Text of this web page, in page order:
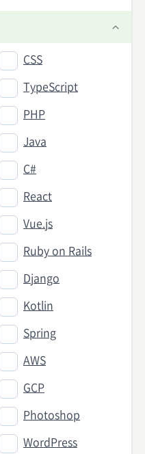
CSS
TypeScript
PHP
Java
C#
React
Vue.js
Ruby on Rails
Django
Kotlin
Spring
AWS
GCP
Photoshop
WordPress